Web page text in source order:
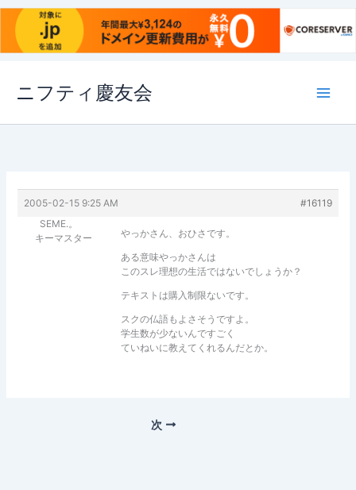
ス
ニフティ慶友会
2005-02-15 9:25 AM
#16119
SEME.。
キーマスター
やっかさん、おひさです。
ある意味やっかさんは
このスレ理想の生活ではないでしょうか？
テキストは購入制限ないです。
スクの仏語もよさそうですよ。
学生数が少ないんですごく
ていねいに教えてくれるんだとか。
次